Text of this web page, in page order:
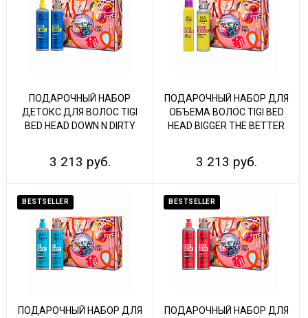
ПОДАРОЧНЫЙ НАБОР
ДЕТОКС ДЛЯ ВОЛОС TIGI
BED HEAD DOWN N DIRTY
3 213 руб.
ПОДАРОЧНЫЙ НАБОР ДЛЯ
ОБЪЕМА ВОЛОС TIGI BED
HEAD BIGGER THE BETTER
3 213 руб.
BESTSELLER
ПОДАРОЧНЫЙ НАБОР ДЛЯ
BESTSELLER
ПОДАРОЧНЫЙ НАБОР ДЛЯ